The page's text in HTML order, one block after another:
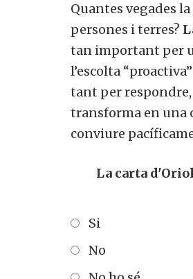
Quantes vegades
persones i terres?
tan important per
l’escolta
tant per respondre,
transforma en una
conviure
La carta
Si
No